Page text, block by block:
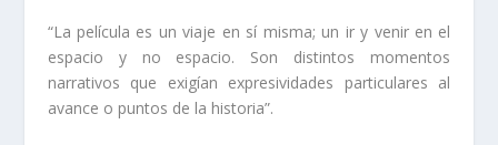
“La película es un viaje en sí misma; un ir y venir en el
espacio y no espacio. Son distintos momentos
narrativos que exigían expresividades particulares al
avance o puntos de la historia”.